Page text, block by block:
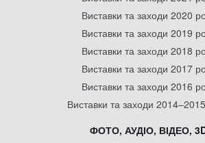
Виставки та заходи 2020
Виставки та заходи 2019
Виставки та заходи 2018
Виставки та заходи 2017
Виставки та заходи 2016
Виставки та заходи 2014–2015
ФОТО, АУДІО, ВІДЕО,